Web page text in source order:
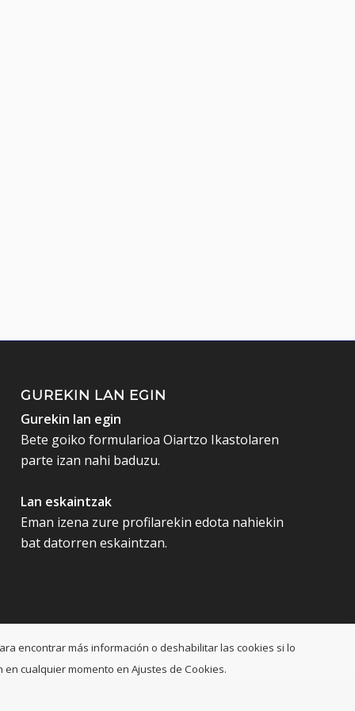
GUREKIN LAN EGIN
Gurekin lan egin
Bete goiko formularioa Oiartzo Ikastolaren
parte izan nahi baduzu.
Lan eskaintzak
Eman izena zure profilarekin edota nahiekin
bat datorren eskaintzan.
encontrar más información o deshabilitar las cookies si lo
cualquier momento en Ajustes de Cookies.